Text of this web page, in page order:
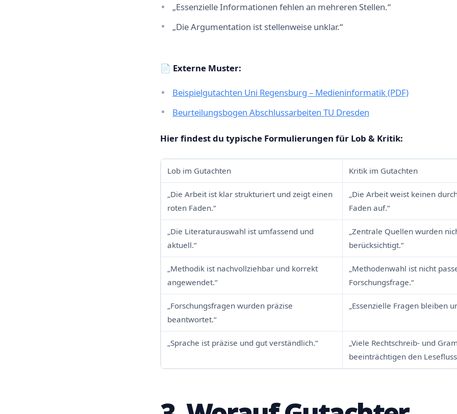
„Essenzielle Informationen fehlen an mehreren Stellen.“
„Die Argumentation ist stellenweise unklar.“
📄 Externe Muster:
Beispielgutachten Uni Regensburg – Medieninformatik (PDF)
Beurteilungsbogen Abschlussarbeiten TU Dresden
Hier findest du typische Formulierungen für Lob & Kritik:
Lob im Gutachten Kritik im Gutachten
„Die Arbeit ist klar strukturiert und zeigt einen
roten Faden.“
„Die Arbeit weist keinen
Faden auf.“
„Die Literaturauswahl ist umfassend und
aktuell.“
„Zentrale Quellen wurden
berücksichtigt.“
„Methodik ist nachvollziehbar und korrekt
angewendet.“
„Methodenwahl ist nicht
Forschungsfrage.“
„Forschungsfragen wurden präzise
beantwortet.“
„Essenzielle Fragen bleiben
„Sprache ist präzise und gut verständlich.“
„Viele Rechtschreib- und
beeinträchtigen den